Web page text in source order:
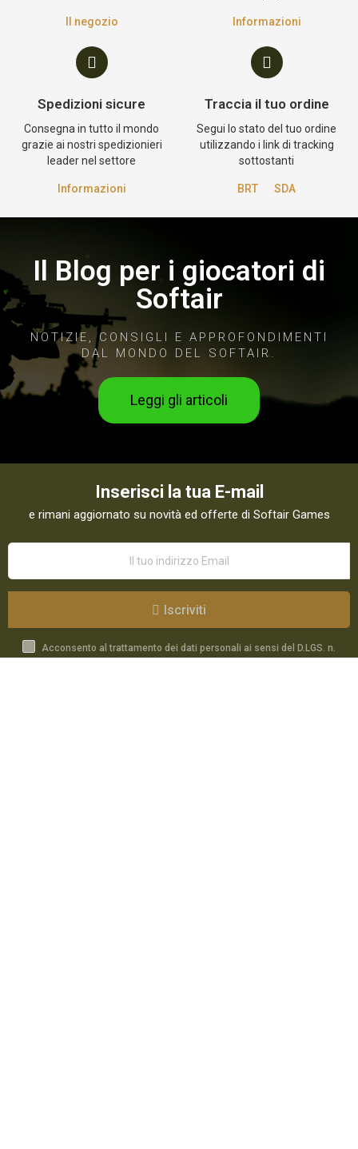
Il negozio Informazioni
Spedizioni sicure
Consegna in tutto il mondo
grazie ai nostri spedizionieri
leader nel settore
Informazioni
Traccia il tuo ordine
Segui lo stato del tuo ordine
utilizzando i link di tracking
sottostanti
BRT SDA
Il Blog per i giocatori di
Softair
NOTIZIE, CONSIGLI E APPROFONDIMENTI
DAL MONDO DEL SOFTAIR.
Leggi gli articoli
Inserisci la tua E-mail
e rimani aggiornato su novità ed offerte di Softair Games
Iscriviti
Acconsento al trattamento dei dati personali ai sensi del D.LGS. n.